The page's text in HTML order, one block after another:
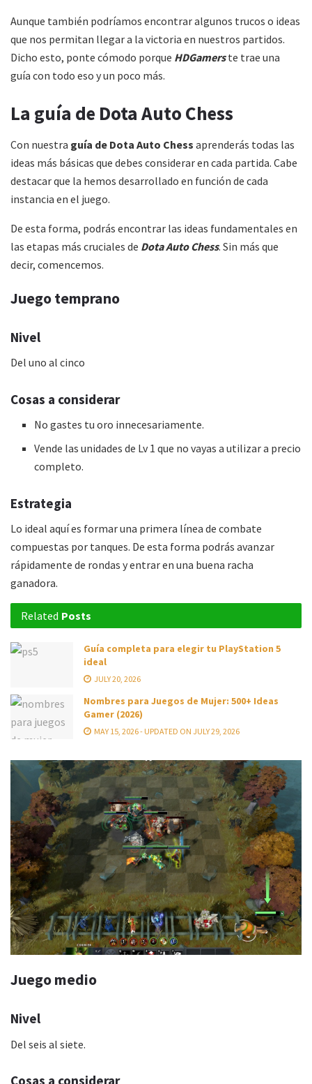
Aunque también podríamos encontrar algunos trucos o ideas
que nos permitan llegar a la victoria en nuestros partidos.
Dicho esto, ponte cómodo porque HDGamerste trae una
guía con todo eso y un poco más.
La guía de Dota Auto Chess
Con nuestra guía de Dota Auto Chess aprenderás todas las
ideas más básicas que debes considerar en cada partida. Cabe
destacar que la hemos desarrollado en función de cada
instancia en el juego.
De esta forma, podrás encontrar las ideas fundamentales en
las etapas más cruciales de Dota Auto Chess. Sin más que
decir, comencemos.
Juego temprano
Nivel
Del uno al cinco
Cosas a considerar
No gastes tu oro innecesariamente.
Vende las unidades de Lv 1 que no vayas a utilizar a precio
completo.
Estrategia
Lo ideal aquí es formar una primera línea de combate
compuestas por tanques. De esta forma podrás avanzar
rápidamente de rondas y entrar en una buena racha
ganadora.
Related Posts
Guía completa para elegir tu PlayStation 5
ideal
JULY 20, 2026
Nombres para Juegos de Mujer: 500+ Ideas
Gamer (2026)
MAY 15, 2026 - UPDATED ON JULY 29, 2026
Juego medio
Nivel
Del seis al siete.
Cosas a considerar